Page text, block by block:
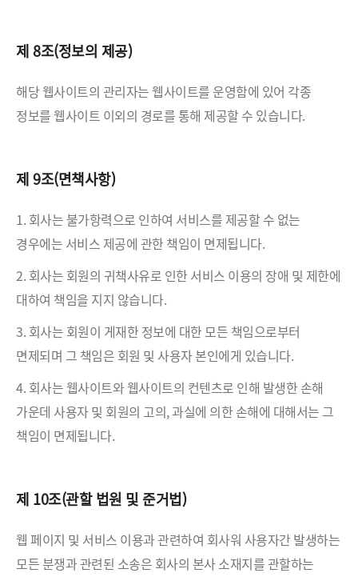
제 8조(정보의 제공)
해당 웹사이트의 관리자는 웹사이트를 운영함에 있어 각종
정보를 웹사이트 이외의 경로를 통해 제공할 수 있습니다.
제 9조(면책사항)
1. 회사는 불가항력으로 인하여 서비스를 제공할 수 없는
경우에는 서비스 제공에 관한 책임이 면제됩니다.
2. 회사는 회원의 귀책사유로 인한 서비스 이용의 장애 및 제한에
대하여 책임을 지지 않습니다.
3. 회사는 회원이 게재한 정보에 대한 모든 책임으로부터
면제되며 그 책임은 회원 및 사용자 본인에게 있습니다.
4. 회사는 웹사이트와 웹사이트의 컨텐츠로 인해 발생한 손해
가운데 사용자 및 회원의 고의, 과실에 의한 손해에 대해서는 그
책임이 면제됩니다.
제 10조(관할 법원 및 준거법)
웹 페이지 및 서비스 이용과 관련하여 회사워 사용자간 발생하는
모든 분쟁과 관련된 소송은 회사의 본사 소재지를관할하는